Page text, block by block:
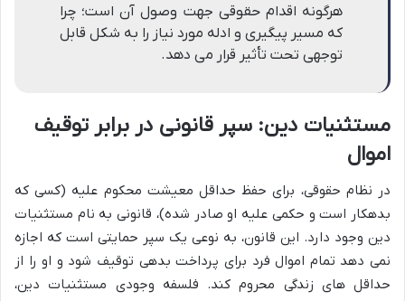
هرگونه اقدام حقوقی جهت وصول آن است؛ چرا
که مسیر پیگیری و ادله مورد نیاز را به شکل قابل
توجهی تحت تأثیر قرار می دهد.
مستثنیات دین: سپر قانونی در برابر توقیف
اموال
در نظام حقوقی، برای حفظ حداقل معیشت محکوم علیه (کسی که
بدهکار است و حکمی علیه او صادر شده)، قانونی به نام مستثنیات
دین وجود دارد. این قانون، به نوعی یک سپر حمایتی است که اجازه
نمی دهد تمام اموال فرد برای پرداخت بدهی توقیف شود و او را از
حداقل های زندگی محروم کند. فلسفه وجودی مستثنیات دین،